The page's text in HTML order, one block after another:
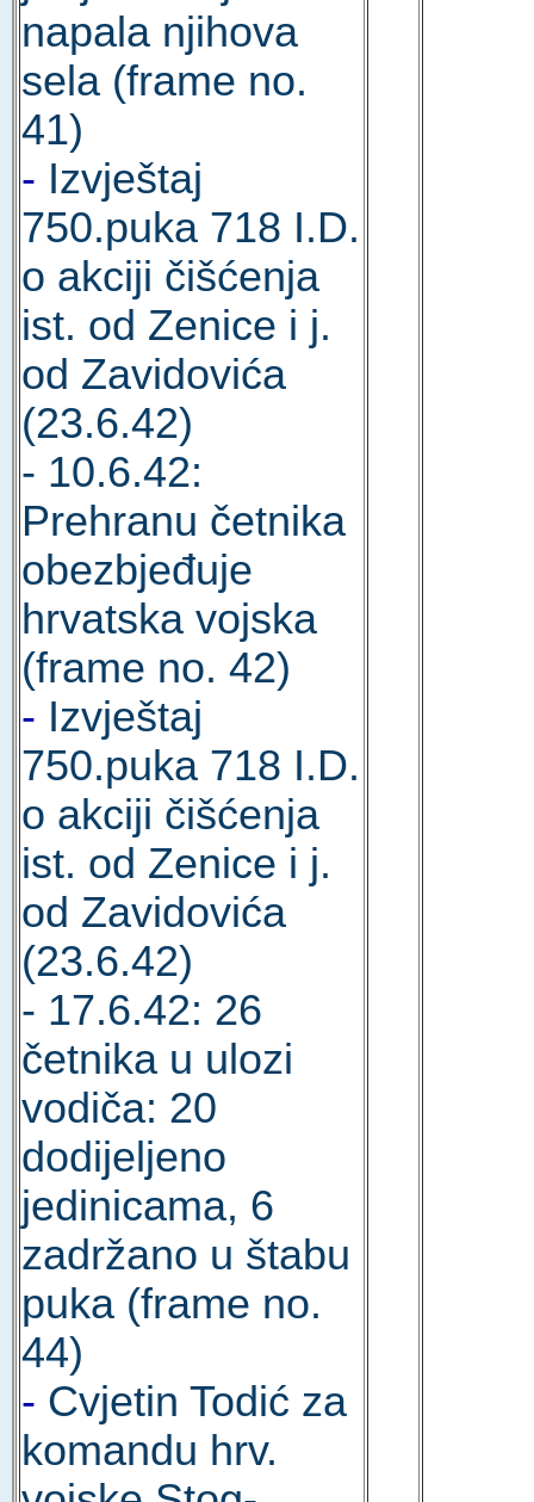
napala njihova
sela (frame no.
41)
- Izvještaj
750.puka 718 I.D.
o akciji čišćenja
ist. od Zenice i j.
od Zavidovića
(23.6.42)
- 10.6.42:
Prehranu četnika
obezbjeđuje
hrvatska vojska
(frame no. 42)
- Izvještaj
750.puka 718 I.D.
o akciji čišćenja
ist. od Zenice i j.
od Zavidovića
(23.6.42)
- 17.6.42: 26
četnika u ulozi
vodiča: 20
dodijeljeno
jedinicama, 6
zadržano u štabu
puka (frame no.
44)
- Cvjetin Todić za
komandu hrv.